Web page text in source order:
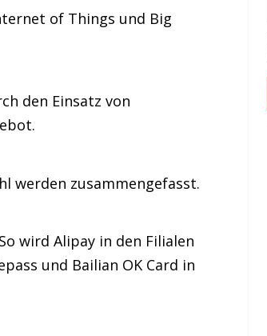
of Things und Big
den Einsatz von
werden zusammengefasst.
wird Alipay in den Filialen
und Bailian OK Card in